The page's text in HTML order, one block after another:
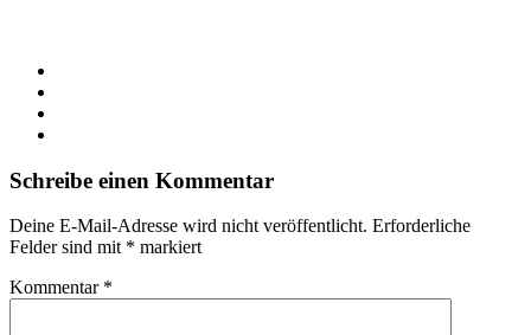
Schreibe einen Kommentar
Deine E-Mail-Adresse wird nicht veröffentlicht. Erforderliche
Felder sind mit * markiert
Kommentar *